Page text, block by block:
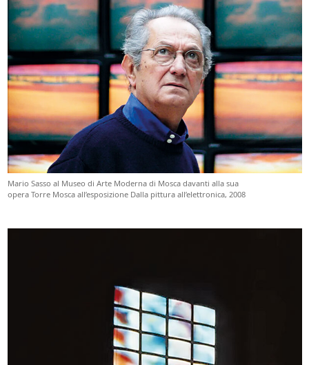
Mario Sasso al Museo di Arte Moderna di Mosca davanti alla sua
opera Torre Mosca all’esposizione Dalla pittura all’elettronica, 2008